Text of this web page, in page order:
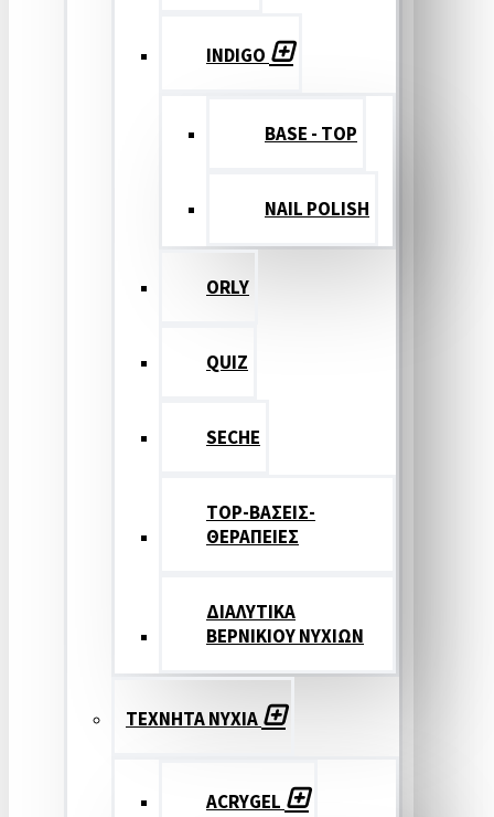
INDIGO
BASE - TOP
NAIL POLISH
ORLY
QUIZ
SECHE
TOP-ΒΑΣΕΙΣ-
ΘΕΡΑΠΕΙΕΣ
ΔΙΑΛΥΤΙΚΑ
ΒΕΡΝΙΚΙΟΥ ΝΥΧΙΩΝ
ΤΕΧΝΗΤΑ ΝΥΧΙΑ
ACRYGEL